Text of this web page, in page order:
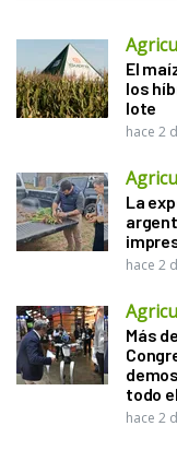
El
los
lote
hace 2
La
hace 2
Más
todo
hace 2